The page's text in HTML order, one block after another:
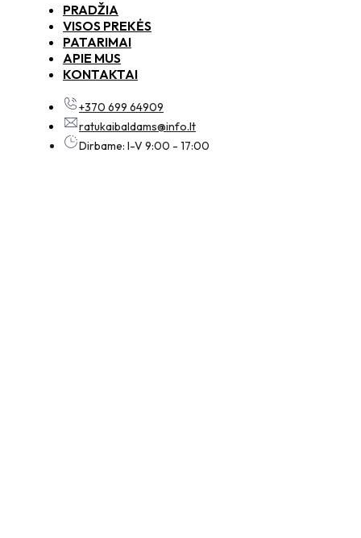
PRADŽIA
VISOS PREKĖS
PATARIMAI
APIE MUS
KONTAKTAI
+370 699 64909
ratukaibaldams@info.lt
Dirbame: I-V 9:00 - 17:00